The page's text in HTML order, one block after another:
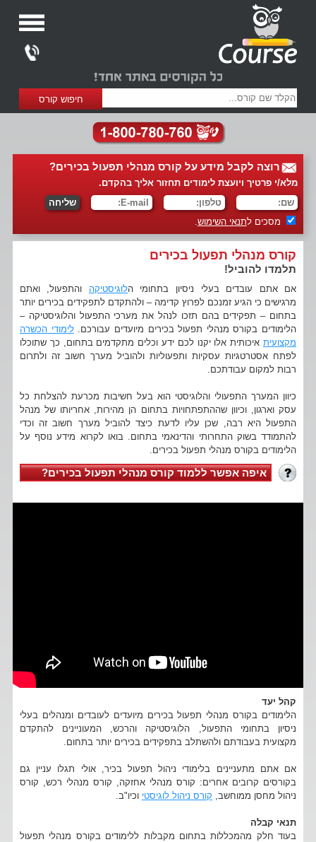
רוצה לקבל מידע על קורס מנהלי תפעול בכירים?
מלא/י פרטיך ויועצת לימודים תחזור אליך בהקדם.
מסכים לתנאי השימוש.
קורס מנהלי תפעול בכירים
תלמדו להוביל!
אם אתם עובדים בעלי ניסיון בתחומי הלוגיסטיקה והתפעול, ואתם
מרגישים כי הגיע זמנכם לפרוץ קדימה – ולהתקדם לתפקידים בכירים יותר
בתחום – תפקידים בהם תזכו לנהל את מערכי התפעול והלוגיסטיקה –
הלימודים בקורס מנהלי תפעול בכירים מיועדים עבורכם.לימודי הכשרה
מקצועיתאיכותית אלו יקנו לכם ידע וכלים מתקדמים בתחום, כך שתוכלו
לפתח אסטרטגיות עסקיות ותפעוליות ולהוביל מערך חשוב זה ולתרום
רבות למקום עבודתכם.
כיוון המערך התפעולי והלוגיסטי הוא בעל חשיבות מכרעת להצלחת כל
עסק וארגון, וכיוון שההתפתחויות בתחום הן מהירות, אחריותו של מנהל
התפעול היא רבה, שכן עליו לדעת כיצד להוביל מערך חשוב זה וכדי
להתמודד בשוק התחרותי והדינאמי בתחום. בואו לקרוא מידע נוסף על
הלימודים בקורס מנהלי תפעול בכירים.
איפה אפשר ללמוד קורס מנהלי תפעול בכירים?
קהל יעד
הלימודים בקורס מנהלי תפעול בכירים מיועדים לעובדים ומנהלים בעלי
ניסיון בתחומי התפעול, הלוגיסטיקה והרכש, המעוניינים להתקדם
מקצועית בעבודתם ולהשתלב בתפקידים בכירים יותר בתחום.
אם אתם מתעניינים בלימודי ניהול תפעול בכיר, אולי תגלו עניין גם
בקורסים קרובים אחרים: קורס מנהלי אחזקה, קורס מנהלי רכש, קורס
ניהול מחסן ממוחשב, קורס ניהול לוגיסטי וכיו"ב.
תנאי קבלה
בעוד חלק מהמכללות בתחום מקבלות ללימודים בקורס מנהלי תפעול